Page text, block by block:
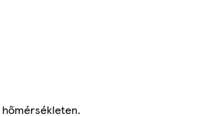
hőmérsékleten.